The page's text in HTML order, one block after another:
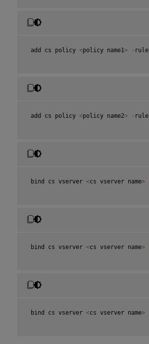
add cs policy <policy name1> - rule
add cs policy <policy name2> - rule
bind cs vserver <cs vserver name>
bind cs vserver <cs vserver name>
bind cs vserver <cs vserver name>